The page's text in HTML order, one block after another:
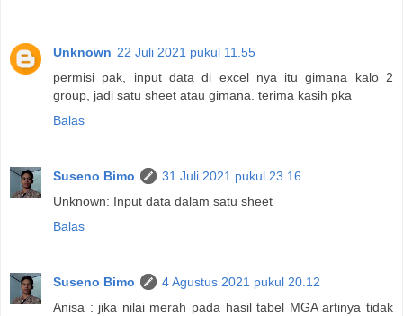
Unknown 22 Juli 2021 pukul 11.55
permisi pak, input data di excel nya itu gimana kalo 2
group, jadi satu sheet atau gimana. terima kasih pka
Balas
Suseno Bimo
31 Juli 2021 pukul 23.16
Unknown: Input data dalam satu sheet
Balas
Suseno Bimo
4 Agustus 2021 pukul 20.12
Anisa : jika nilai merah pada hasil tabel MGA artinya tidak